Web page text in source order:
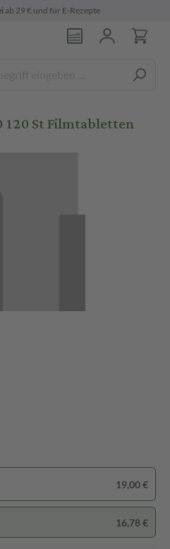
ab 29 € und für E-Rezepte
120 St Filmtabletten
19,00 €
16,78 €